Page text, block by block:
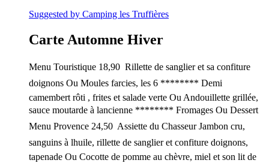
Suggested by Camping les Truffières
Carte Automne Hiver
Menu Touristique 18,90  Rillette de sanglier et sa confiture
doignons Ou Moules farcies, les 6 ******** Demi
camembert rôti , frites et salade verte Ou Andouillette grillée,
sauce moutarde à lancienne ******** Fromages Ou Dessert
Menu Provence 24,50  Assiette du Chasseur Jambon cru,
sanguins à lhuile, rillette de sanglier et confiture doignons,
tapenade Ou Cocotte de pomme au chèvre, miel et son lit de